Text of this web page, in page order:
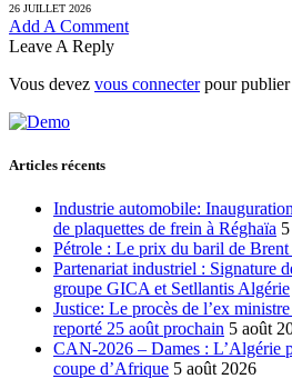
26 JUILLET 2026
Add A Comment
Leave A Reply
Vous devez vous connecterpour publier
Articles récents
Industrie automobile:
de plaquettes de frein à Réghaïa
Pétrole : Le prix du baril de
Partenariat industriel : Signature
groupe GICA et Setllantis Algérie
Justice: Le procès de l’ex
reporté 25 août prochain 5 août
CAN-2026 – Dames : L’Algérie
coupe d’Afrique 5 août 2026